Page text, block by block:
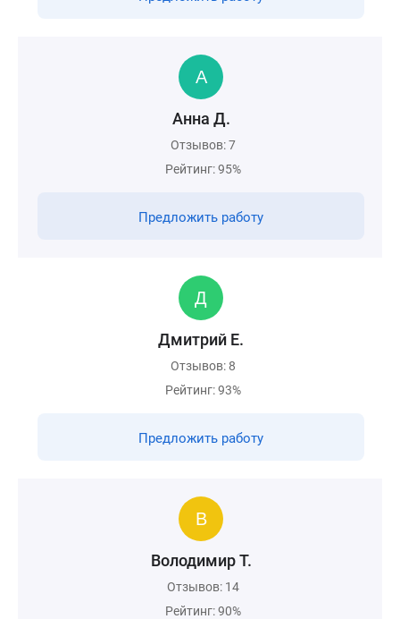
Анна Д.
Отзывов: 7
Рейтинг: 95%
Предложить работу
Дмитрий Е.
Отзывов: 8
Рейтинг: 93%
Предложить работу
Володимир Т.
Отзывов: 14
Рейтинг: 90%